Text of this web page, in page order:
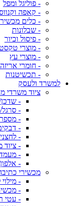
- פוליגל ומפל
- קאפה
- כלים
- שבלונות
- פיסול וכיור
- מוצרי
- מוצרי עץ
- חומרי
- תכשיטנות
למשרד ולעסק
ציוד משרדי
-
-
-
-
-
- ציוד
-
-
מכשירי
-
-
- עטי